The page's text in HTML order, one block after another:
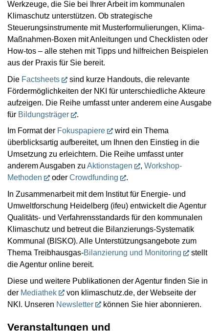
Werkzeuge, die Sie bei Ihrer Arbeit im kommunalen
Klimaschutz unterstützen. Ob strategische
Steuerungsinstrumente mit Musterformulierungen, Klima-
Maßnahmen-Boxen mit Anleitungen und Checklisten oder
How-tos – alle stehen mit Tipps und hilfreichen Beispielen
aus der Praxis für Sie bereit.
Die Factsheets
sind kurze Handouts, die relevante
Fördermöglichkeiten der NKI für unterschiedliche Akteure
aufzeigen. Die Reihe umfasst unter anderem eine Ausgabe
für Bildungsträger
.
Im Format der Fokuspapiere
wird ein Thema
überblicksartig aufbereitet, um Ihnen den Einstieg in die
Umsetzung zu erleichtern. Die Reihe umfasst unter
anderem Ausgaben zu Aktionstagen , Workshop-
Methoden
oder Crowdfunding
.
In Zusammenarbeit mit dem Institut für Energie- und
Umweltforschung Heidelberg (ifeu) entwickelt die Agentur
Qualitäts- und Verfahrensstandards für den kommunalen
Klimaschutz und betreut die Bilanzierungs-Systematik
Kommunal (BISKO). Alle Unterstützungsangebote zum
Thema Treibhausgas-Bilanzierung und Monitoring
stellt
die Agentur online bereit.
Diese und weitere Publikationen der Agentur finden Sie in
der Mediathek
von klimaschutz.de, der Webseite der
NKI. Unseren Newsletter können Sie hier abonnieren.
Veranstaltungen und